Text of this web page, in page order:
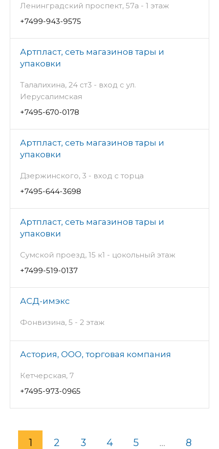
Ленинградский проспект, 57а - 1 этаж
+7499-943-9575
Артпласт, сеть магазинов тары и
упаковки
Талалихина, 24 ст3 - вход с ул.
Иерусалимская
+7495-670-0178
Артпласт, сеть магазинов тары и
упаковки
Дзержинского, 3 - вход с торца
+7495-644-3698
Артпласт, сеть магазинов тары и
упаковки
Сумской проезд, 15 к1 - цокольный этаж
+7499-519-0137
АСД-имэкс
Фонвизина, 5 - 2 этаж
Астория, ООО, торговая компания
Кетчерская, 7
+7495-973-0965
1 2 3 4 5 ... 8